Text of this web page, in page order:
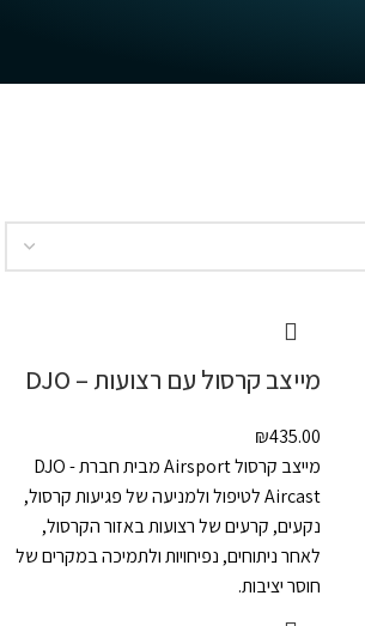
מייצב קרסול עם רצועות – DJO
₪435.00
מייצב קרסול Airsport מבית חברת DJO -
Aircast לטיפול ולמניעה של פגיעות קרסול,
נקעים, קרעים של רצועות באזור הקרסול,
לאחר ניתוחים, נפיחויות ולתמיכה במקרים של
חוסר יציבות.